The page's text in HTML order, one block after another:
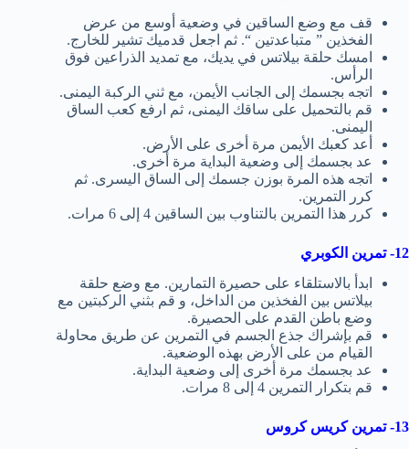
قف مع وضع الساقين في وضعية أوسع من عرض
الفخذين ” متباعدتين “. ثم اجعل قدميك تشير للخارج.
امسك حلقة بيلاتس في يديك، مع تمديد الذراعين فوق
الرأس.
اتجه بجسمك إلى الجانب الأيمن، مع ثني الركبة اليمنى.
قم بالتحميل على ساقك اليمنى، ثم ارفع كعب الساق
اليمنى.
أعد كعبك الأيمن مرة أخرى على الأرض.
عد بجسمك إلى وضعية البداية مرة أخرى.
اتجه هذه المرة بوزن جسمك إلى الساق اليسرى. ثم
كرر التمرين.
كرر هذا التمرين بالتناوب بين الساقين 4 إلى 6 مرات.
12- تمرين الكوبري
ابدأ بالاستلقاء على حصيرة التمارين. مع وضع حلقة
بيلاتس بين الفخذين من الداخل، و قم بثني الركبتين مع
وضع باطن القدم على الحصيرة.
قم بإشراك جذع الجسم في التمرين عن طريق محاولة
القيام من على الأرض بهذه الوضعية.
عد بجسمك مرة أخرى إلى وضعية البداية.
قم بتكرار التمرين 4 إلى 8 مرات.
13- تمرين كريس كروس